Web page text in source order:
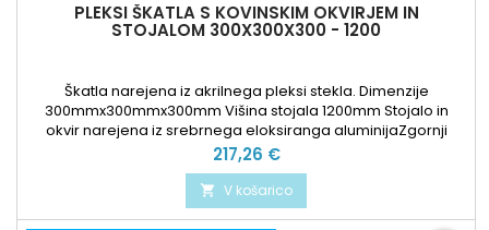
PLEKSI ŠKATLA S KOVINSKIM OKVIRJEM IN
STOJALOM 300X300X300 - 1200
Škatla narejena iz akrilnega pleksi stekla. Dimenzije
300mmx300mmx300mm Višina stojala 1200mm Stojalo in
okvir narejena iz srebrnega eloksiranga aluminijaZgornji
pokrov ima ključavnico.Na steklo se lahko doda komunikacije.
Cena
217,26 €
 V košarico